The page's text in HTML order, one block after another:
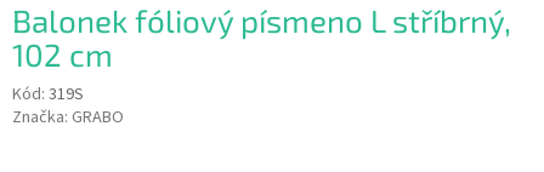
-
OSLAVY
MASKY
-
KOSTÝMY
Balonek fóliový písmeno L stříbrný,
102 cm
Kód: 319S
Značka: GRABO